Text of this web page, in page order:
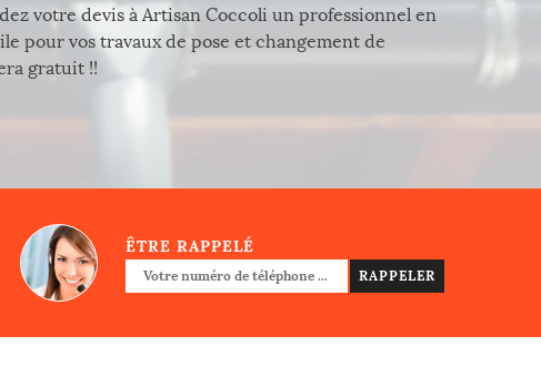
votre devis à Artisan Coccoli un professionnel en
pour vos travaux de pose et changement de
gratuit !!
ÊTRE RAPPELÉ